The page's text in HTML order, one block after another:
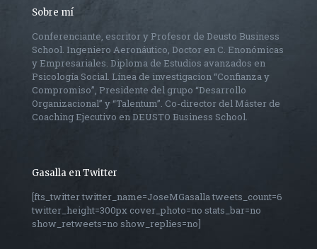
Sobre mí
Conferenciante, escritor y Profesor de Deusto Business
School. Ingeniero Aeronáutico, Doctor en C. Enonómicas
y Empresariales. Diploma de Estudios avanzados en
Psicología Social. Línea de investigacion “Confianza y
Compromiso”, Presidente del grupo “Desarrollo
Organizacional” y “Talentum”. Co-director del Máster de
Coaching Ejecutivo en DEUSTO Business School.
Gasalla en Twitter
[fts_twitter twitter_name=JoseMGasalla tweets_count=6
twitter_height=300px cover_photo=no stats_bar=no
show_retweets=no show_replies=no]